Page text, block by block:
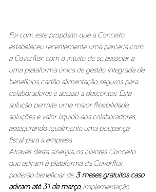
Foi com este propósito que a Conceito
estabeleceu recentemente uma parceria com
a Coverflex: com o intuito de se associar a
uma plataforma única de gestão integrada de
benefícios, cartão alimentação, seguros para
colaboradores e acesso a descontos. Esta
solução permite uma maior flexibilidade,
soluções e valor líquido aos colaboradores,
assegurando igualmente uma poupança
fiscal para a empresa.
Através desta sinergia, os clientes Conceito
que adiram à plataforma da Coverflex
poderão beneficiar de 3 meses gratuitos caso
adiram até 31 de março, implementação